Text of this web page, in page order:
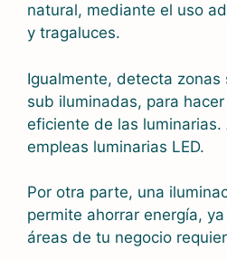
natural, mediante el uso
y tragaluces.
Igualmente, detecta
sub iluminadas, para
eficiente de las luminarias.
empleas luminarias LED.
Por otra parte, una
permite ahorrar energía,
áreas de tu negocio